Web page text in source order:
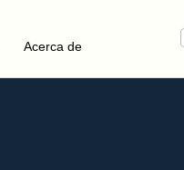
Acerca de